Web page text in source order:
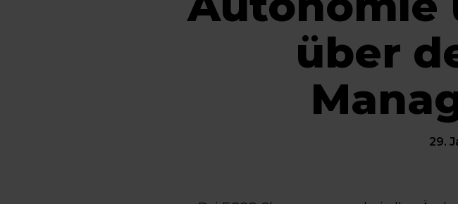
über
29.